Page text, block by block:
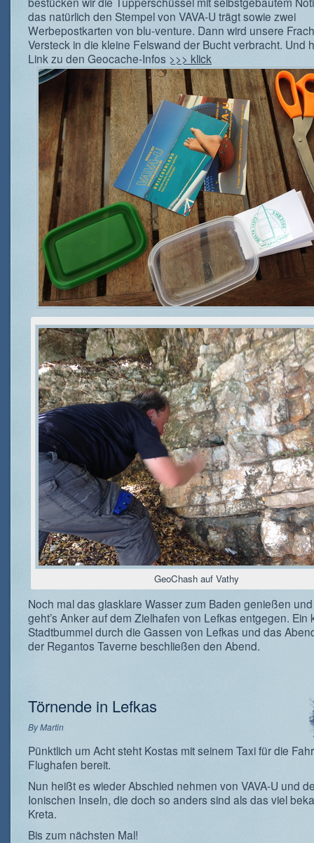
das natürlich den Stempel von VAVA-U trägt sowie zwei
Werbepostkarten von blu-venture. Dann wird unsere
Versteck in die kleine Felswand der Bucht verbracht. Und
Link zu den Geocache-Infos >>> klick
GeoChash auf Vathy
Noch mal das glasklare Wasser zum Baden genießen
geht’s Anker auf dem Zielhafen von Lefkas entgegen. Ein
Stadtbummel durch die Gassen von Lefkas und das
der Regantos Taverne beschließen den Abend.
Törnende in Lefkas
ByMartin
Pünktlich um Acht steht Kostas mit seinem Taxi für die
Flughafen bereit.
Nun heißt es wieder Abschied nehmen von VAVA-U und
Ionischen Inseln, die doch so anders sind als das viel
Kreta.
Bis zum nächsten Mal!